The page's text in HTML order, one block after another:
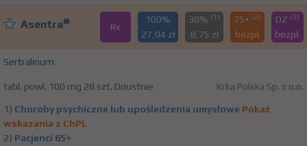
Asentra® Rx
100%
27,04 zł
30% (1)
8,75 zł
75+ (2)
bezpł.
DZ (3)
bezpł.
Sertralinum
tabl. powl. 100 mg 28 szt. Doustnie Krka Polska Sp. z o.o.
1) Choroby psychiczne lub upośledzenia umysłowe Pokaż
wskazania z ChPL
2) Pacjenci 65+